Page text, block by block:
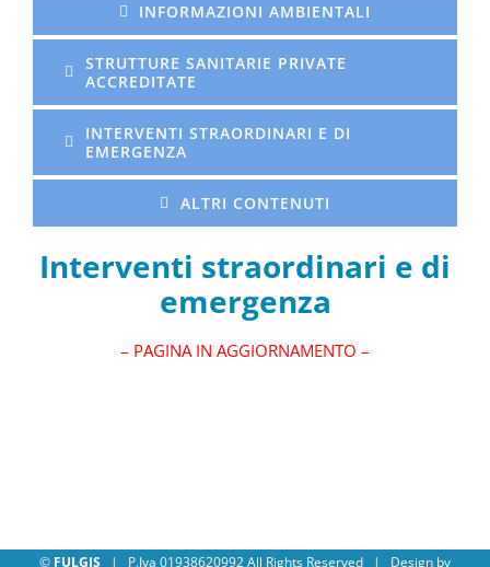
INFORMAZIONI AMBIENTALI
STRUTTURE SANITARIE PRIVATE
ACCREDITATE
INTERVENTI STRAORDINARI E DI
EMERGENZA
ALTRI CONTENUTI
Interventi straordinari e di
emergenza
– PAGINA IN AGGIORNAMENTO –
© FULGIS | P.Iva 01938620992 All Rights Reserved | Design by